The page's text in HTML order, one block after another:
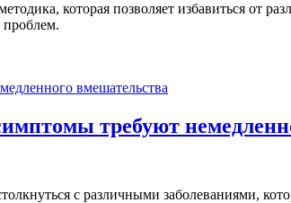
которая позволяет избавиться от
требуют
с различными заболеваниями,